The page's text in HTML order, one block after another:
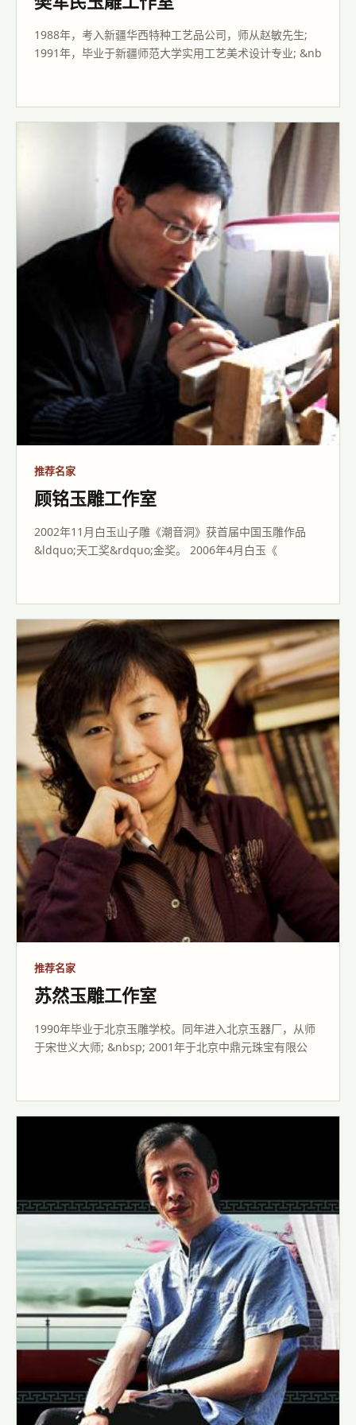
1988年，考入新疆华西特种工艺品公司，师从赵敏先生;
1991年，毕业于新疆师范大学实用工艺美术设计专业; &nb
推荐名家
顾铭玉雕工作室
2002年11月白玉山子雕《潮音洞》获首届中国玉雕作品
&ldquo;天工奖&rdquo;金奖。 2006年4月白玉《
推荐名家
苏然玉雕工作室
1990年毕业于北京玉雕学校。同年进入北京玉器厂，从师
于宋世义大师; &nbsp; 2001年于北京中鼎元珠宝有限公